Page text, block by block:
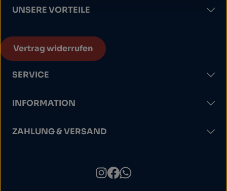
UNSERE VORTEILE
Vertrag widerrufen
SERVICE
INFORMATION
ZAHLUNG & VERSAND